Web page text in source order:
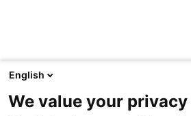
English
We value your privacy